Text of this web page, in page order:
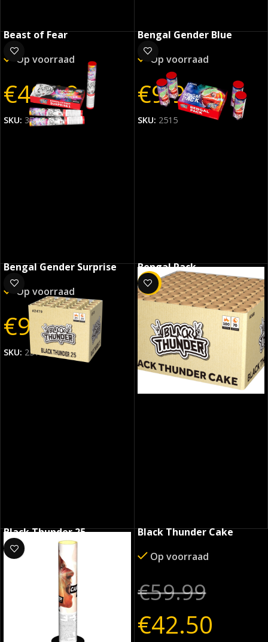
Beast of Fear
Op voorraad
€49.99
SKU: 3720
Bengal Gender Blue
Op voorraad
€9.99
SKU: 2515
Bengal Gender Surprise
Op voorraad
€9.99
SKU: 2515-1
Bengal Pack
Op voorraad
€7.69
SKU:2321
Black Thunder 25
Op voorraad
18.49
-29%
Black Thunder Cake
Op voorraad
€59.99
€42.50